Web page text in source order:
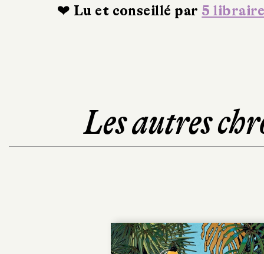
❤ Lu et conseillé par 5
Les autres